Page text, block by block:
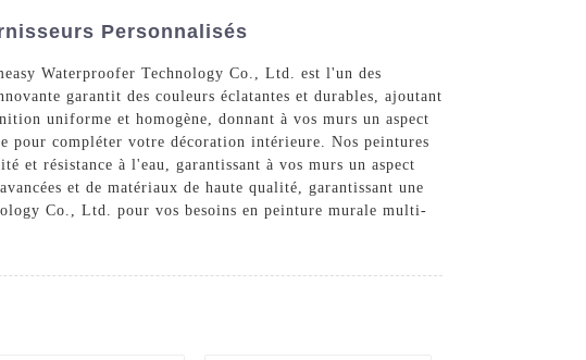
Personnalisés
Waterproofer Technology Co., Ltd. est l'un des
garantit des couleurs éclatantes et durables, ajoutant
uniforme et homogène, donnant à vos murs un aspect
pour compléter votre décoration intérieure. Nos peintures
et résistance à l'eau, garantissant à vos murs un aspect
et de matériaux de haute qualité, garantissant une
Co., Ltd. pour vos besoins en peinture murale multi-